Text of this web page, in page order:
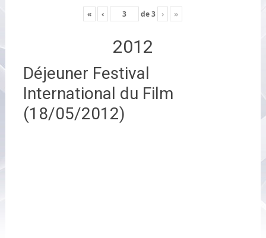
« ‹ de3 › »
2012
Déjeuner Festival
International du Film
(18/05/2012)